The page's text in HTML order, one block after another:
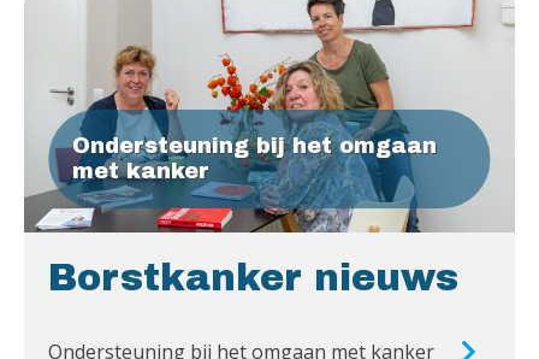
Ondersteuning bij het omgaan
met kanker
Borstkanker nieuws
Ondersteuning bij het omgaan met kanker